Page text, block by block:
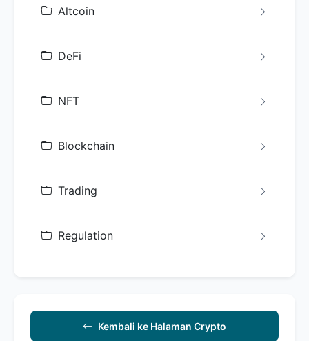
Altcoin
DeFi
NFT
Blockchain
Trading
Regulation
Kembali ke Halaman Crypto